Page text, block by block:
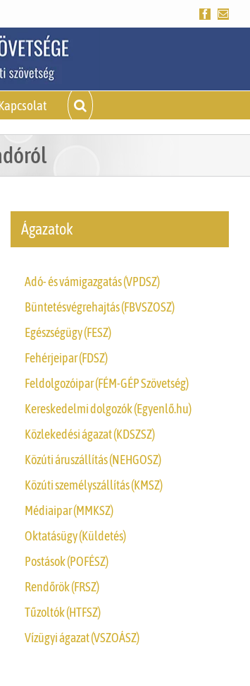
Facebook
Ágazatok
Adó- és vámigazgatás (VPDSZ)
Büntetésvégrehajtás (FBVSZOSZ)
Egészségügy (FESZ)
Fehérjeipar (FDSZ)
Feldolgozóipar (FÉM-GÉP Szövetség)
Kereskedelmi dolgozók (Egyenlő.hu)
Közlekedési ágazat (KDSZSZ)
Közúti áruszállítás (NEHGOSZ)
Közúti személyszállítás (KMSZ)
Médiaipar (MMKSZ)
Oktatásügy (Küldetés)
Postások (POFÉSZ)
Rendőrök (FRSZ)
Tűzoltók (HTFSZ)
Vízügyi ágazat (VSZOÁSZ)